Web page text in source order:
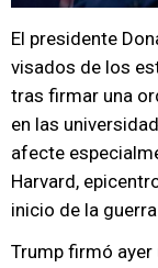
El presidente
visados de los
tras firmar una
en las
afecte
Harvard,
inicio de la
Trump firmó